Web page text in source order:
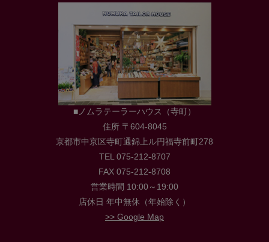
■ノムラテーラーハウス（寺町）
住所 〒604-8045
京都市中京区寺町通錦上ル円福寺前町278
TEL 075-212-8707
FAX 075-212-8708
営業時間 10:00～19:00
店休日 年中無休（年始除く）
>> Google Map